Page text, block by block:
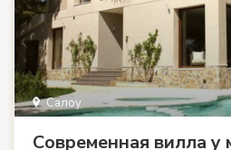
Салоу
Современная вилла у